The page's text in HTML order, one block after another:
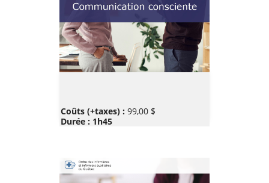
Prix
Coûts (+taxes) : 99,00 $
Durée : 1h45